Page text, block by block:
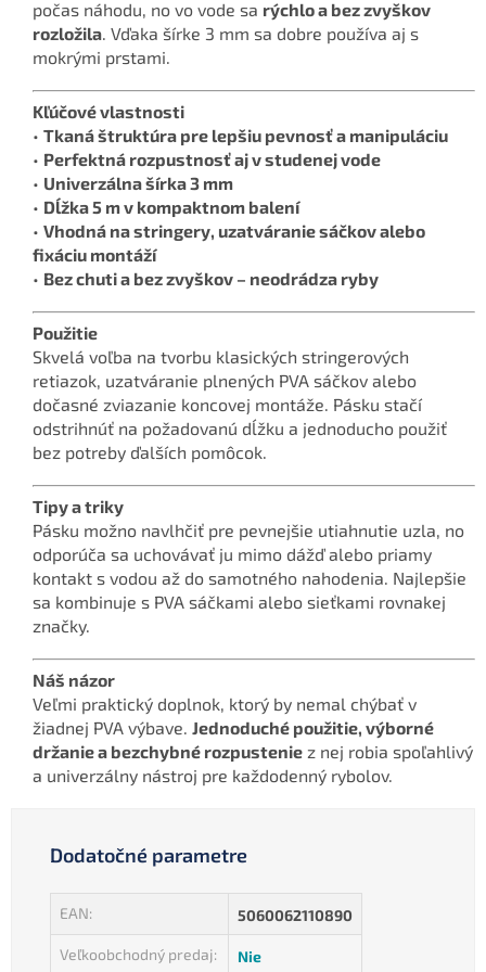
počas náhodu, no vo vode sa rýchlo a bez zvyškov
rozložila. Vďaka šírke 3 mm sa dobre používa aj s
mokrými prstami.
Kľúčové vlastnosti
• Tkaná štruktúra pre lepšiu pevnosť a manipuláciu
• Perfektná rozpustnosť aj v studenej vode
• Univerzálna šírka 3 mm
• Dĺžka 5 m v kompaktnom balení
• Vhodná na stringery, uzatváranie sáčkov alebo
fixáciu montáží
• Bez chuti a bez zvyškov – neodrádza ryby
Použitie
Skvelá voľba na tvorbu klasických stringerových
retiazok, uzatváranie plnených PVA sáčkov alebo
dočasné zviazanie koncovej montáže. Pásku stačí
odstrihnúť na požadovanú dĺžku a jednoducho použiť
bez potreby ďalších pomôcok.
Tipy a triky
Pásku možno navlhčiť pre pevnejšie utiahnutie uzla, no
odporúča sa uchovávať ju mimo dážď alebo priamy
kontakt s vodou až do samotného nahodenia. Najlepšie
sa kombinuje s PVA sáčkami alebo sieťkami rovnakej
značky.
Náš názor
Veľmi praktický doplnok, ktorý by nemal chýbať v
žiadnej PVA výbave. Jednoduché použitie, výborné
držanie a bezchybné rozpustenie z nej robia spoľahlivý
a univerzálny nástroj pre každodenný rybolov.
Dodatočné parametre
EAN: 5060062110890
Veľkoobchodný predaj: Nie